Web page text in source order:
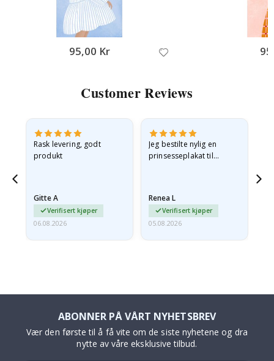
95,00 Kr
Customer Reviews
Rask levering, godt
produkt
Gitte A
Verifisert kjøper
06.08.2026
Jeg bestilte nylig en
prinsesseplakat til
e-post…
Renea L
Verifisert kjøper
05.08.2026
ABONNER PÅ VÅRT NYHETSBREV
Vær den første til å få vite om de siste nyhetene og dra
nytte av våre eksklusive tilbud.